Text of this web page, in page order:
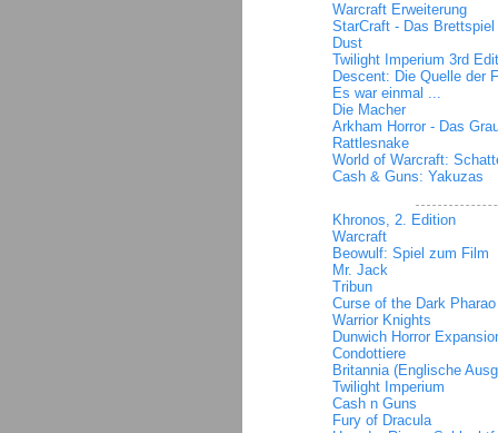
Warcraft Erweiterung
StarCraft - Das Brettspiel
Dust
Twilight Imperium 3rd
Descent: Die Quelle der
Es war einmal ...
Die Macher
Arkham Horror - Das
Rattlesnake
World of Warcraft:
Cash & Guns: Yakuzas
Khronos, 2. Edition
Warcraft
Beowulf: Spiel zum Film
Mr. Jack
Tribun
Curse of the Dark
Warrior Knights
Dunwich Horror
Condottiere
Britannia (Englische
Twilight Imperium
Cash n Guns
Fury of Dracula